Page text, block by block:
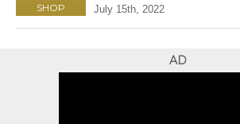
SHOP July 15th, 2022
AD